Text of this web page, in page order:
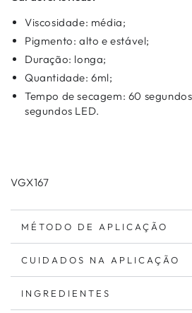
Viscosidade: média;
Pigmento: alto e estável;
Duração: longa;
Quantidade: 6ml;
Tempo de secagem: 60
segundos LED.
VGX167
MÉTODO DE APLICAÇÃO
CUIDADOS NA APLICAÇÃO
INGREDIENTES